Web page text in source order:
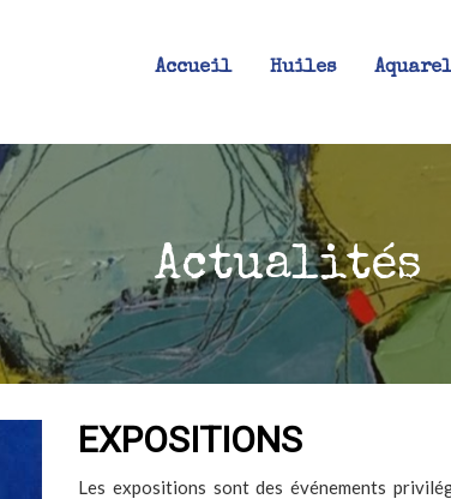
Accueil Huiles
Actualités
EXPOSITIONS
Les expositions sont des événements